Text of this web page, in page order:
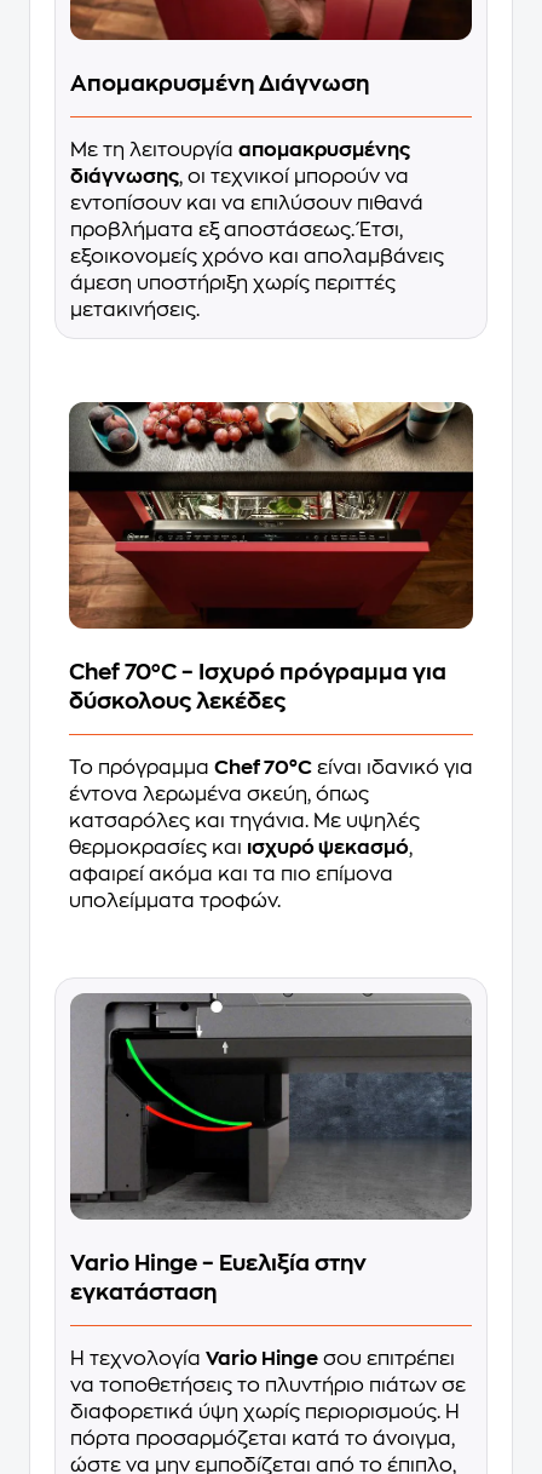
Απομακρυσμένη Διάγνωση
Με τη λειτουργία απομακρυσμένης
διάγνωσης, οι τεχνικοί μπορούν να
εντοπίσουν και να επιλύσουν πιθανά
προβλήματα εξ αποστάσεως. Έτσι,
εξοικονομείς χρόνο και απολαμβάνεις
άμεση υποστήριξη χωρίς περιττές
μετακινήσεις.
Chef 70°C – Ισχυρό πρόγραμμα για
δύσκολους λεκέδες
Το πρόγραμμα Chef 70°C είναι ιδανικό για
έντονα λερωμένα σκεύη, όπως
κατσαρόλες και τηγάνια. Με υψηλές
θερμοκρασίες και ισχυρό ψεκασμό,
αφαιρεί ακόμα και τα πιο επίμονα
υπολείμματα τροφών.
Vario Hinge – Ευελιξία στην
εγκατάσταση
Η τεχνολογία Vario Hinge σου επιτρέπει
να τοποθετήσεις το πλυντήριο πιάτων σε
διαφορετικά ύψη χωρίς περιορισμούς. Η
πόρτα προσαρμόζεται κατά το άνοιγμα,
ώστε να μην εμποδίζεται από το έπιπλο,